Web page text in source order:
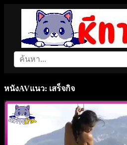
หนังAVแนว: เสร็จกิจ